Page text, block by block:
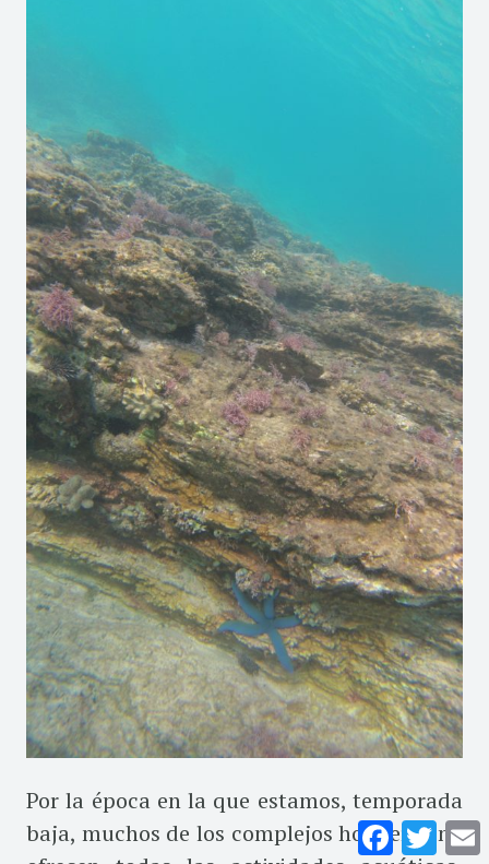
Por la época en la que estamos, temporada
baja, muchos de los complejos hoteleros no
Facebook